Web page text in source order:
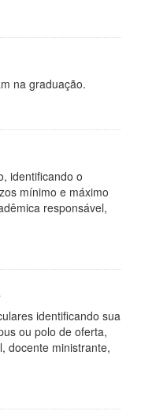
na graduação.
identificando o
mínimo e máximo
responsável,
identificando sua
ou polo de oferta,
docente ministrante,